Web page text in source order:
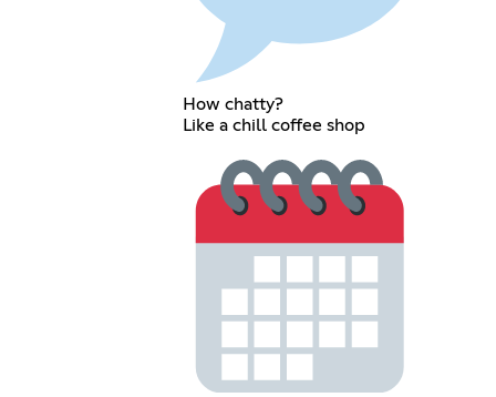
How chatty?
Like a chill coffee shop